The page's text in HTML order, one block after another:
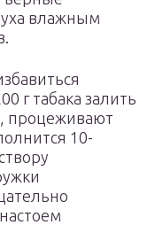
влажным
г табака залить
процеживают
10-